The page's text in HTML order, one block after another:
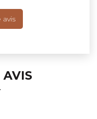
avis
AVIS